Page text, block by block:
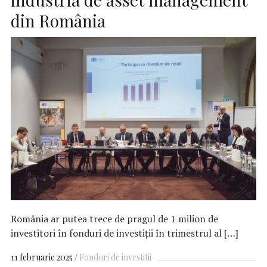
din România
România ar putea trece de pragul de 1 milion de
investitori în fonduri de investiții în trimestrul al […]
11 februarie 2025 Fonduri de investitii